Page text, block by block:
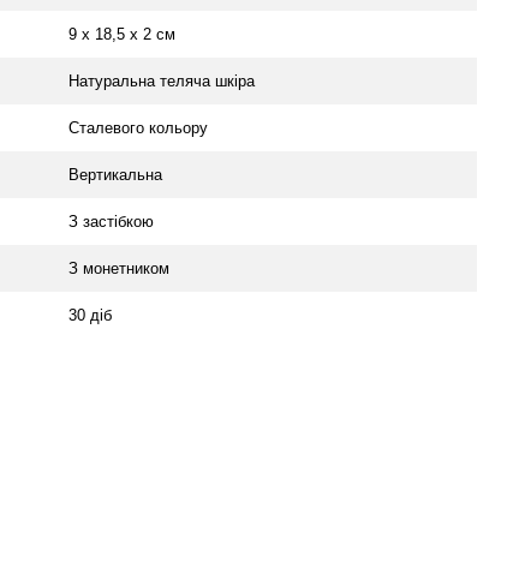
9 х 18,5 х 2 см
Натуральна теляча шкіра
Сталевого кольору
Вертикальна
З застібкою
З монетником
30 діб